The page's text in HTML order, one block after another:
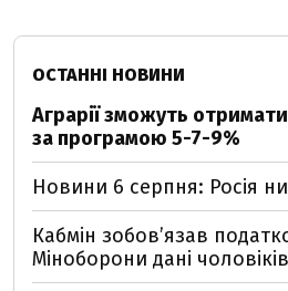
ОСТАННІ НОВИНИ
Аграрії зможуть
за програмою 5-7-9%
Новини 6 серпня: Росія
Кабмін зобовʼязав
Міноборони дані